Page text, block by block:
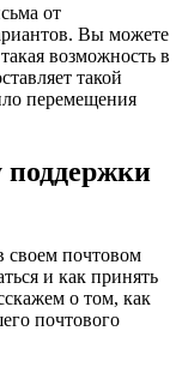
от
Вы можете
возможность в
такой
перемещения
поддержки
своем почтовом
и как принять
о том, как
почтового